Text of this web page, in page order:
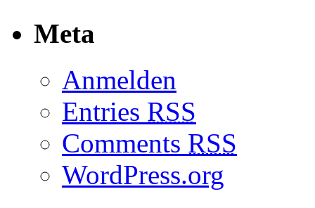
Meta
Anmelden
Entries RSS
Comments RSS
WordPress.org